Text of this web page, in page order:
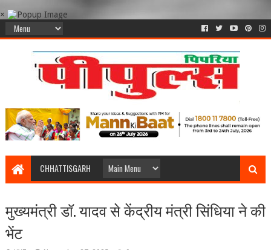
×
CHHATTISGARH
मुख्यमंत्री डॉ. यादव से केंद्रीय मंत्री सिंधिया ने की
भेंट